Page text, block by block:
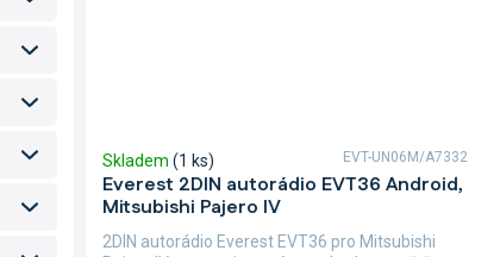
Everest 2DIN autorádio EVT36 Android,
Mitsubishi Pajero IV
Skladem (1 ks)
2DIN autorádio Everest EVT36 pro Mitsubishi
EVT-UN06M/A7332